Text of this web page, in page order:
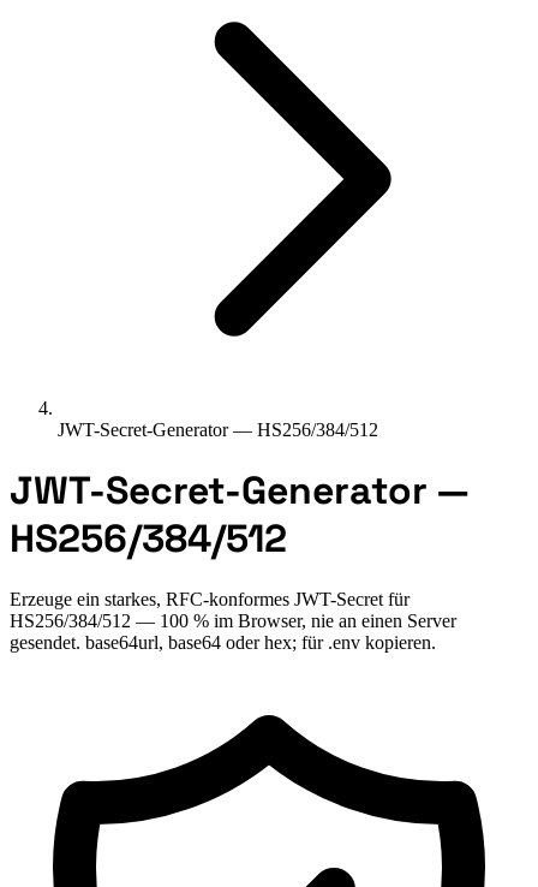
JWT-Secret-Generator — HS256/384/512
JWT-Secret-Generator —
HS256/384/512
Erzeuge ein starkes, RFC-konformes JWT-Secret für
HS256/384/512 — 100 % im Browser, nie an einen Server
gesendet. base64url, base64 oder hex; für .env kopieren.